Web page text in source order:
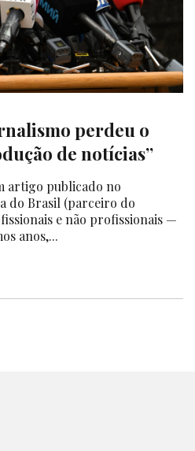
perdeu o
de notícias”
artigo publicado no
do Brasil (parceiro do
e não profissionais —
anos,...